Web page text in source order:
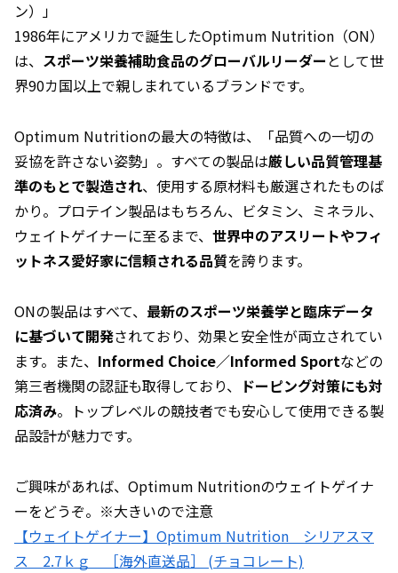
ン）」
1986年にアメリカで誕生したOptimum Nutrition（ON）
は、 スポーツ栄養補助食品のグローバルリーダー として世
界90カ国以上で親しまれているブランドです。
Optimum Nutritionの最大の特徴は、「品質への一切の
妥協を許さない姿勢」。すべての製品は厳しい品質管理基
準のもとで製造され、使用する原材料も厳選されたものば
かり。プロテイン製品はもちろん、ビタミン、ミネラル、
ウェイトゲイナーに至るまで、 世界中のアスリートやフィ
ットネス愛好家に信頼される品質を誇ります。
ONの製品はすべて、 最新のスポーツ栄養学と臨床データ
に基づいて開発されており、効果と安全性が両立されてい
ます。また、 Informed Choice／Informed Sportなどの
第三者機関の認証も取得しており、 ドーピング対策にも対
応済み。トップレベルの競技者でも安心して使用できる製
品設計が魅力です。
ご興味があれば、Optimum Nutritionのウェイトゲイナ
ーをどうぞ。※大きいので注意
【ウェイトゲイナー】Optimum Nutrition シリアスマ
ス 2.7ｋｇ ［海外直送品］ (チョコレート)